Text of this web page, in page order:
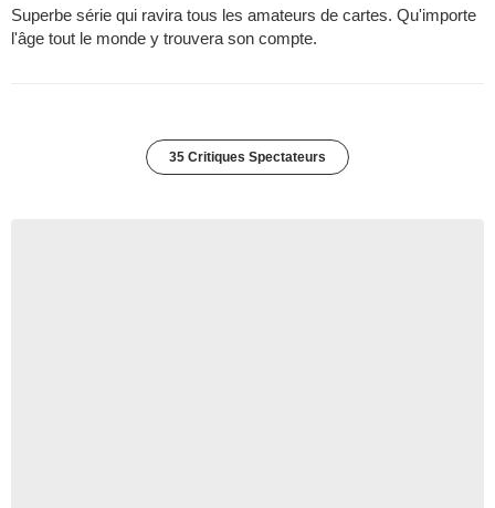
Superbe série qui ravira tous les amateurs de cartes. Qu'importe
l'âge tout le monde y trouvera son compte.
35 Critiques Spectateurs